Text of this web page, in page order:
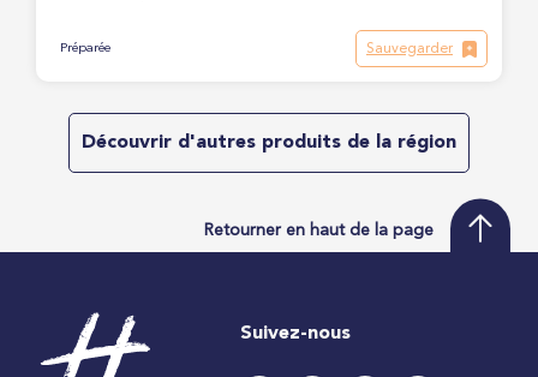
Préparée Sauvegarder
Découvrir d'autres produits de la région
Retourner en haut de la page
Suivez-nous